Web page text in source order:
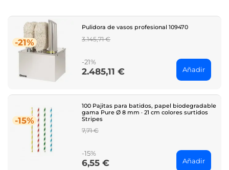
-21%
Pulidora de vasos profesional 109470
Regular
3.145,71 €
-21%
Price
2.485,11 € Añadir
-15%
100 Pajitas para batidos, papel biodegradable
gama Pure Ø 8 mm · 21 cm colores surtidos
Stripes
Regular
7,71 €
-15%
Price
6,55 € Añadir